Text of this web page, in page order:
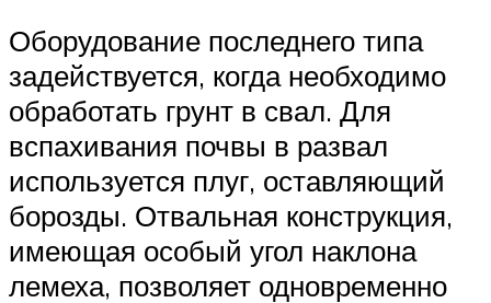
Оборудование последнего типа
задействуется, когда необходимо
обработать грунт в свал. Для
вспахивания почвы в развал
используется плуг, оставляющий
борозды. Отвальная конструкция,
имеющая особый угол наклона
лемеха, позволяет одновременно